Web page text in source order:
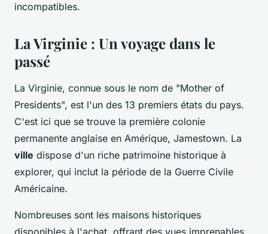
incompatibles.
La Virginie : Un voyage dans le
passé
La Virginie, connue sous le nom de "Mother of
Presidents", est l'un des 13 premiers états du pays.
C'est ici que se trouve la première colonie
permanente anglaise en Amérique, Jamestown. La
ville dispose d'un riche patrimoine historique à
explorer, qui inclut la période de la Guerre Civile
Américaine.
Nombreuses sont les maisons historiques